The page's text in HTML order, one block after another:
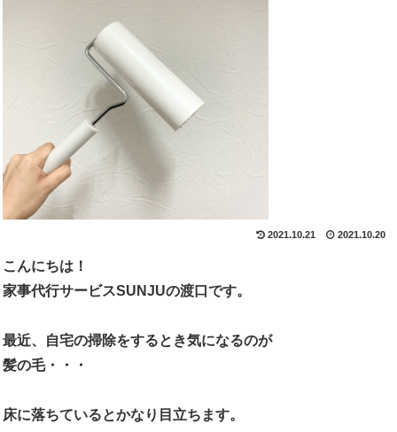
2021.10.21 2021.10.20
こんにちは！
家事代行サービスSUNJUの渡口です。
最近、自宅の掃除をするとき気になるのが
髪の毛・・・
床に落ちているとかなり目立ちます。